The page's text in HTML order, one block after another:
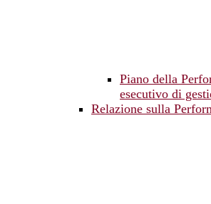
Piano della
esecutivo di
Relazione sulla